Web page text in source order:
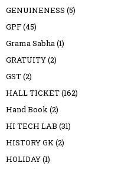
GENUINENESS (5)
GPF(45)
Grama Sabha(1)
GRATUITY(2)
GST(2)
HALL TICKET(162)
Hand Book(2)
HI TECH LAB (31)
HISTORY GK(2)
HOLIDAY(1)